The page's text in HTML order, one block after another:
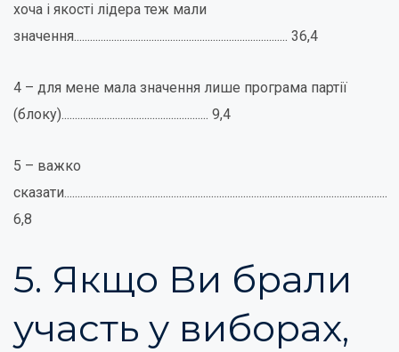
хоча і якості лідера теж мали
значення................................................................................ 36,4
4 – для мене мала значення лише програма партії
(блоку)....................................................... 9,4
5 – важко
сказати.........................................................................................................................
6,8
5. Якщо Ви брали
участь у виборах,